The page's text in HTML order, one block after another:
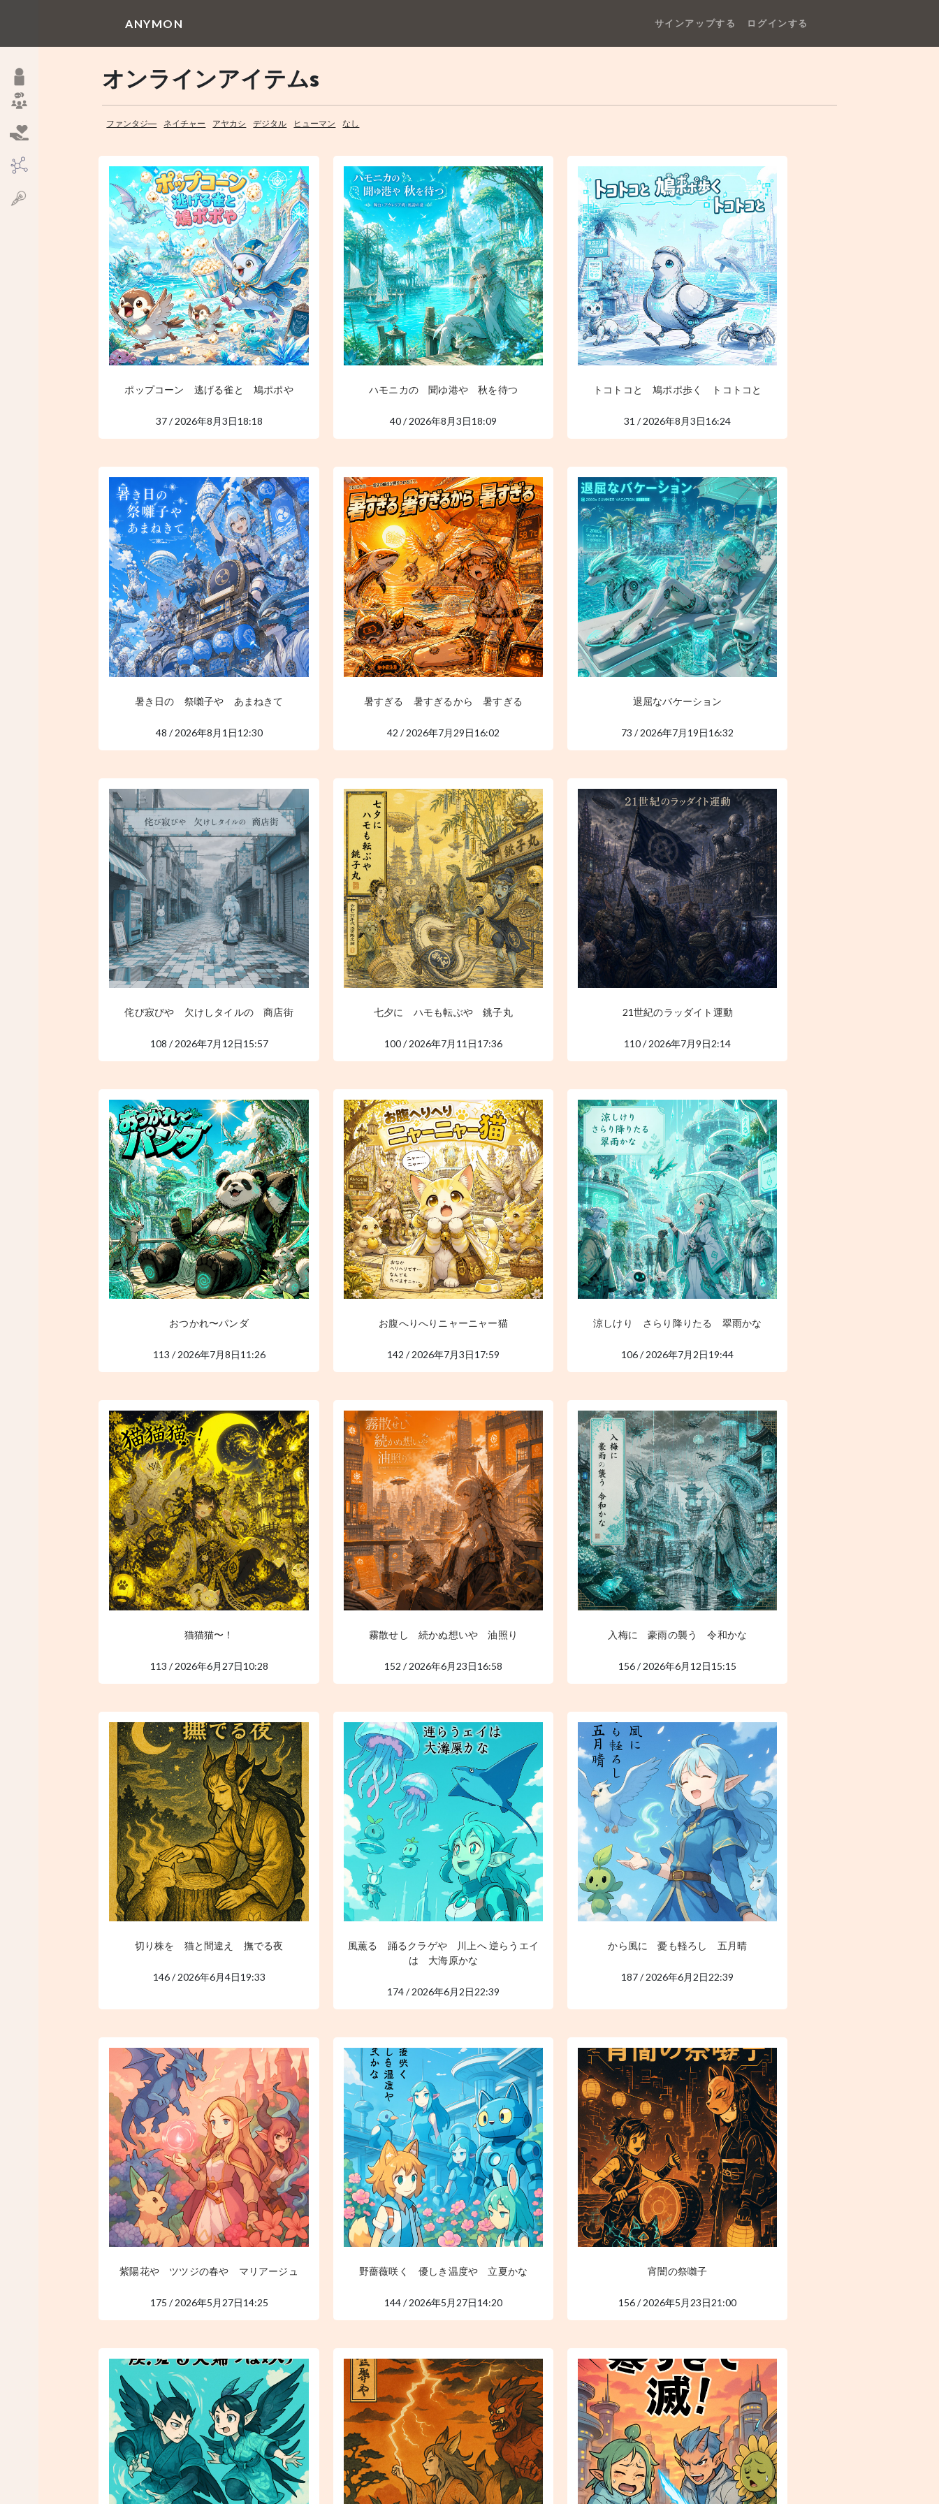
ANYMON サインアップする ログインする
オンラインアイテムs
ファンタジ― ネイチャー アヤカシ デジタル ヒューマン なし
ポップコーン 逃げる雀と 鳩ポポや
37 / 2026年8月3日18:18
ハモニカの 聞ゆ港や 秋を待つ
40 / 2026年8月3日18:09
トコトコと 鳩ポポ歩く トコトコと
31 / 2026年8月3日16:24
暑き日の 祭囃子や あまねきて
48 / 2026年8月1日12:30
暑すぎる 暑すぎるから 暑すぎる
42 / 2026年7月29日16:02
退屈なバケーション
73 / 2026年7月19日16:32
侘び寂びや 欠けしタイルの 商店街
108 / 2026年7月12日15:57
七夕に ハモも転ぶや 銚子丸
100 / 2026年7月11日17:36
21世紀のラッダイト運動
110 / 2026年7月9日2:14
おつかれ〜パンダ
113 / 2026年7月8日11:26
お腹へりへりニャーニャー猫
142 / 2026年7月3日17:59
涼しけり さらり降りたる 翠雨かな
106 / 2026年7月2日19:44
猫猫猫〜！
113 / 2026年6月27日10:28
霧散せし 続かぬ想いや 油照り
152 / 2026年6月23日16:58
入梅に 豪雨の襲う 令和かな
156 / 2026年6月12日15:15
切り株を 猫と間違え 撫でる夜
146 / 2026年6月4日19:33
風薫る 踊るクラゲや 川上へ 逆らうエイ
は 大海原かな
174 / 2026年6月2日22:39
から風に 憂も軽ろし 五月晴
187 / 2026年6月2日22:39
紫陽花や ツツジの春や マリアージュ
175 / 2026年5月27日14:25
野薔薇咲く 優しき温度や 立夏かな
144 / 2026年5月27日14:20
宵闇の祭囃子
156 / 2026年5月23日21:00